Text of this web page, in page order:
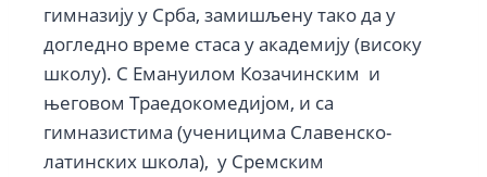
гимназију у Срба, замишљену тако да у
догледно време стаса у академију (високу
школу). С Емануилом Козачинским и
његовом Траедокомедијом, и са
гимназистима (ученицима Славенско-
латинских школа), у Сремским